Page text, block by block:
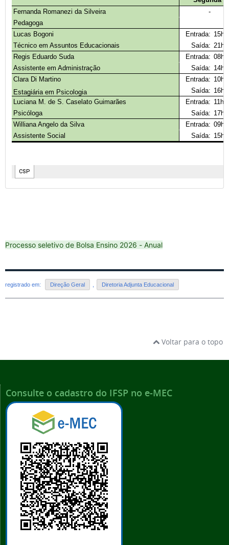
Processo seletivo de Bolsa Ensino 2026 - Anual
registrado em: Direção Geral Diretoria Adjunta Educacional
Voltar para o topo
Consulte o cadastro do IFSP no e-MEC